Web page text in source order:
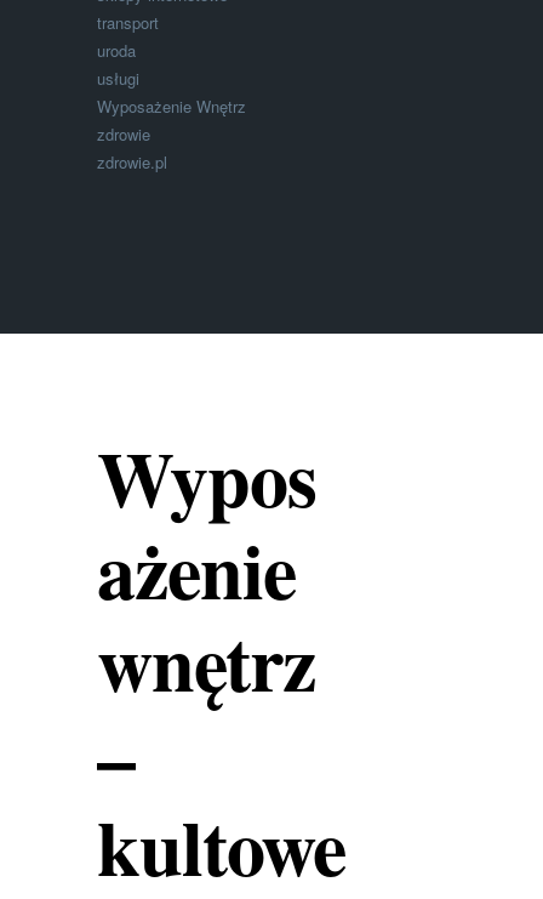
transport
uroda
usługi
Wyposażenie Wnętrz
zdrowie
zdrowie.pl
Wypos
ażenie
wnętrz
–
kultowe